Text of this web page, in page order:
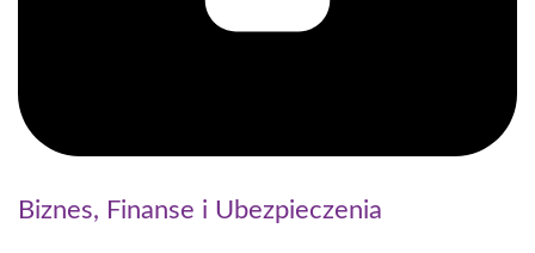
Biznes, Finanse i Ubezpieczenia